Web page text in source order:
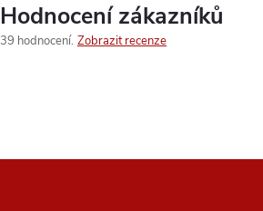
Hodnocení zákazníků
39 hodnocení Zobrazit recenze